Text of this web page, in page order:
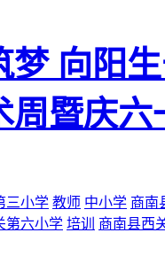
梦 向阳
周暨庆
三小学 教师 中小学 商南
第六小学 培训 商南县西